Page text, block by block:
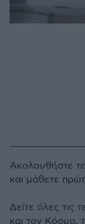
Ακολουθήστε το
και μάθετε
Δείτε όλες τις
και τον Κόσμο,